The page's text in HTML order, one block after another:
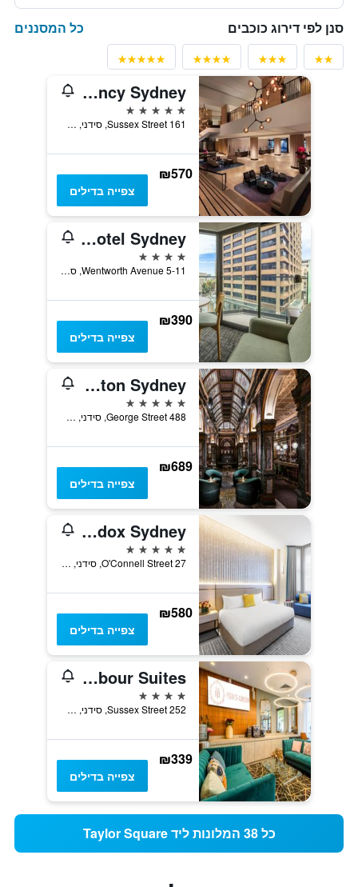
סנן לפי דירוג כוכבים כל המסננים
Hyatt Regency Sydney
5 כוכבים
161 Sussex Street, סידני, NSW, אוסטרליה
₪570
צפייה בדילים
Song Hotel Sydney
4 כוכבים
5-11 Wentworth Avenue, סידני, NSW, אוסטרליה
₪390
צפייה בדילים
Hilton Sydney
5 כוכבים
488 George Street, סידני, NSW, אוסטרליה
₪689
צפייה בדילים
Paradox Sydney
5 כוכבים
27 O'Connell Street, סידני, NSW, אוסטרליה
₪580
צפייה בדילים
YEHS Hotel Sydney Harbour Suites
4 כוכבים
252 Sussex Street, סידני, NSW, אוסטרליה
₪339
צפייה בדילים
כל 38 המלונות ליד Taylor Square